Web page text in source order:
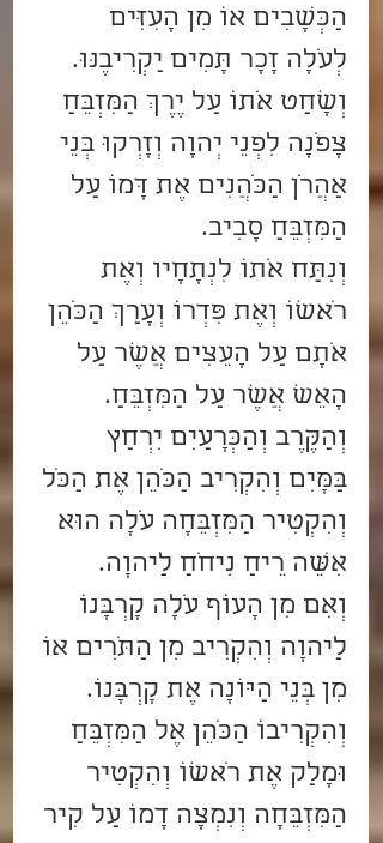
הַכְּשָׂבִים אוֹ מִן הָעִזִּים
לְעֹלָה זָכָר תָּמִים יַקְרִיבֶנּוּ.
וְשָׁחַט אֹתוֹ עַל יֶרֶךְ הַמִּזְבֵּחַ
צָפֹנָה לִפְנֵי יְהוָה וְזָרְקוּ בְּנֵי
אַהֲרֹן הַכֹּהֲנִים אֶת דָּמוֹ עַל
הַמִּזְבֵּחַ סָבִיב.
וְנִתַּח אֹתוֹ לִנְתָחָיו וְאֶת
רֹאשׁוֹ וְאֶת פִּדְרוֹ וְעָרַךְ הַכֹּהֵן
אֹתָם עַל הָעֵצִים אֲשֶׁר עַל
הָאֵשׁ אֲשֶׁר עַל הַמִּזְבֵּחַ.
וְהַקֶּרֶב וְהַכְּרָעַיִם יִרְחַץ
בַּמָּיִם וְהִקְרִיב הַכֹּהֵן אֶת הַכֹּל
וְהִקְטִיר הַמִּזְבֵּחָה עֹלָה הוּא
אִשֵּׁה רֵיחַ נִיחֹחַ לַיהוָה.
וְאִם מִן הָעוֹף עֹלָה קָרְבָּנוֹ
לַיהוָה וְהִקְרִיב מִן הַתֹּרִים אוֹ
מִן בְּנֵי הַיּוֹנָה אֶת קָרְבָּנוֹ.
וְהִקְרִיבוֹ הַכֹּהֵן אֶל הַמִּזְבֵּחַ
וּמָלַק אֶת רֹאשׁוֹ וְהִקְטִיר
הַמִּזְבֵּחָה וְנִמְצָה דָמוֹ עַל קִיר